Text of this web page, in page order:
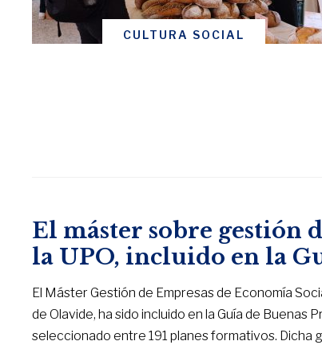
CULTURA SOCIAL
El máster sobre gestión
la UPO, incluido en la
El Máster Gestión de Empresas de Economía
de Olavide, ha sido incluido en la Guía de
seleccionado entre 191 planes formativos. Dicha